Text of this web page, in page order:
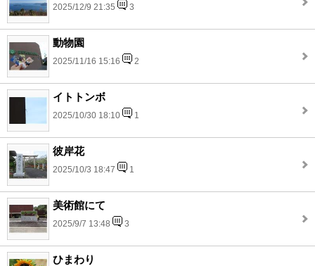
2025/12/9 21:35 3
動物園
2025/11/16 15:16 2
イトトンボ
2025/10/30 18:10 1
彼岸花
2025/10/3 18:47 1
美術館にて
2025/9/7 13:48 3
ひまわり